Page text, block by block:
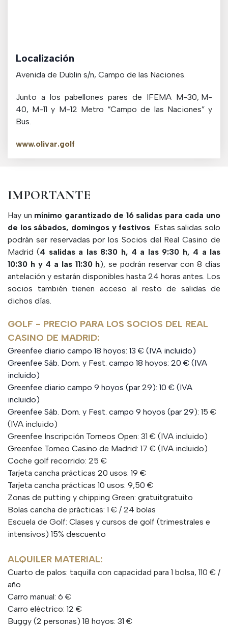
Localización
Avenida de Dublin s/n, Campo de las Naciones.
Junto a los pabellones pares de IFEMA M-30, M-
40, M-11 y M-12 Metro “Campo de las Naciones” y
Bus.
www.olivar.golf
IMPORTANTE
Hay un mínimo garantizado de 16 salidas para cada uno
de los sábados, domingos y festivos. Estas salidas solo
podrán ser reservadas por los Socios del Real Casino de
Madrid (4 salidas a las 8:30 h, 4 a las 9:30 h, 4 a las
10:30 h y 4 a las 11:30 h), se podrán reservar con 8 días
antelación y estarán disponibles hasta 24 horas antes. Los
socios también tienen acceso al resto de salidas de
dichos días.
GOLF - PRECIO PARA LOS SOCIOS DEL REAL
CASINO DE MADRID:
Greenfee diario campo 18 hoyos: 13 € (IVA incluido)
Greenfee Sáb. Dom. y Fest. campo 18 hoyos: 20 € (IVA
incluido)
Greenfee diario campo 9 hoyos (par 29): 10 € (IVA
incluido)
Greenfee Sáb. Dom. y Fest. campo 9 hoyos (par 29): 15 €
(IVA incluido)
Greenfee Inscripción Torneos Open: 31 € (IVA incluido)
Greenfee Torneo Casino de Madrid: 17 € (IVA incluido)
Coche golf recorrido: 25 €
Tarjeta cancha prácticas 20 usos: 19 €
Tarjeta cancha prácticas 10 usos: 9,50 €
Zonas de putting y chipping Green: gratuitgratuito
Bolas cancha de prácticas: 1 € / 24 bolas
Escuela de Golf: Clases y cursos de golf (trimestrales e
intensivos) 15% descuento
ALQUILER MATERIAL:
Cuarto de palos: taquilla con capacidad para 1 bolsa, 110 € /
año
Carro manual: 6 €
Carro eléctrico: 12 €
Buggy (2 personas) 18 hoyos: 31 €